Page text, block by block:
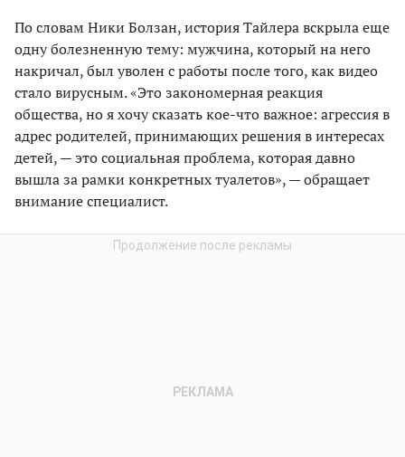
По словам Ники Болзан, история Тайлера вскрыла еще
одну болезненную тему: мужчина, который на него
накричал, был уволен с работы после того, как видео
стало вирусным. «Это закономерная реакция
общества, но я хочу сказать кое-что важное: агрессия в
адрес родителей, принимающих решения в интересах
детей, — это социальная проблема, которая давно
вышла за рамки конкретных туалетов», — обращает
внимание специалист.